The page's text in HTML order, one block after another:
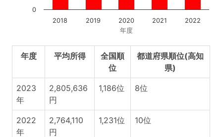
年度
2018 2019 2020 2021 2022
0
年度 平均所得
全国順
位
都道府県順位(高知
県)
2023
年
2,805,636
円
1,186位 8位
2022
年
2,764,110
円
1,231位 10位